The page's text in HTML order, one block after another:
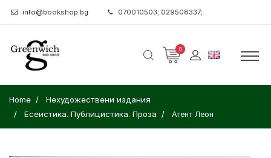
info@bookshop.bg 070010503; 029508337;
0
Home
Нехудожествени издания
Есеистика. Публицистика. Проза
Агент Леон